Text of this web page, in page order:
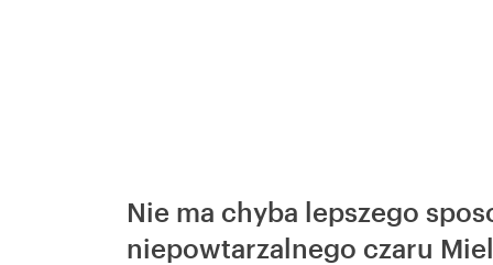
Nie ma chyba lepszego
niepowtarzalnego czaru